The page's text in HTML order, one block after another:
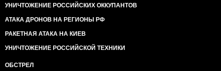
УНИЧТОЖЕНИЕ РОССИЙСКИХ ОККУПАНТОВ
АТАКА ДРОНОВ НА РЕГИОНЫ РФ
РАКЕТНАЯ АТАКА НА КИЕВ
УНИЧТОЖЕНИЕ РОССИЙСКОЙ ТЕХНИКИ
ОБСТРЕЛ